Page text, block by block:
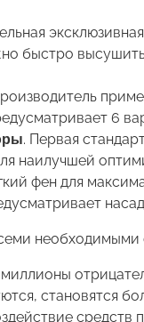
быстро
6
. Первая
наилучшей
фен для
необходимыми
становятся
средств